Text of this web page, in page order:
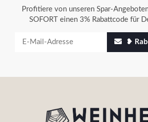
Profitiere von unseren Spar-
SOFORT einen 3% Rabattcode für
❥